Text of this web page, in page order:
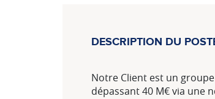
DESCRIPTION DU
Notre Client est un
dépassant 40 M€ via une